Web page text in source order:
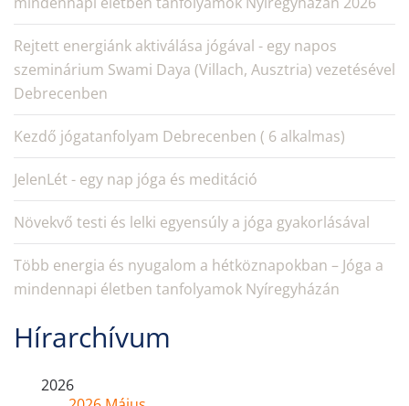
Rejtett energiánk aktiválása jógával - egy napos
szeminárium Swami Daya (Villach, Ausztria) vezetésével
Debrecenben
Kezdő jógatanfolyam Debrecenben ( 6 alkalmas)
JelenLét - egy nap jóga és meditáció
Növekvő testi és lelki egyensúly a jóga gyakorlásával
Több energia és nyugalom a hétköznapokban – Jóga a
mindennapi életben tanfolyamok Nyíregyházán
Hírarchívum
2026